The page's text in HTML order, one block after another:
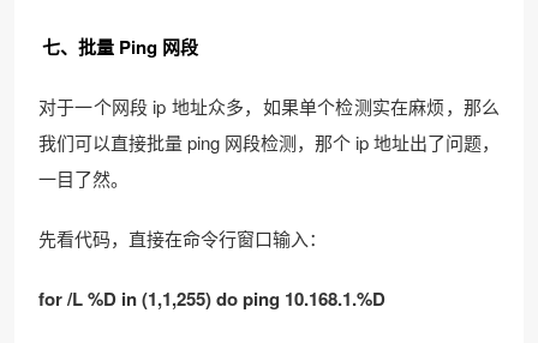
七、批量 Ping 网段
对于一个网段 ip 地址众多，如果单个检测实在麻烦，那么
我们可以直接批量 ping 网段检测，那个 ip 地址出了问题，
一目了然。
先看代码，直接在命令行窗口输入：
for /L %D in (1,1,255) do ping 10.168.1.%D